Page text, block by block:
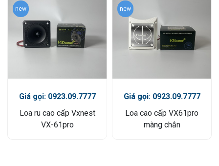
new
Giá gọi: 0923.09.7777
Loa ru cao cấp Vxnest
VX-61pro
new
Giá gọi: 0923.09.7777
Loa cao cấp VX61pro
màng chắn